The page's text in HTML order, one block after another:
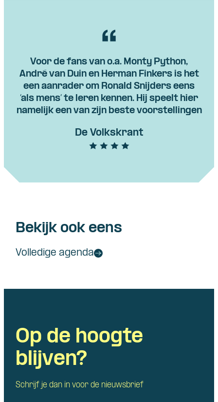
Voor de fans van o.a. Monty Python,
André van Duin en Herman Finkers is het
een aanrader om Ronald Snijders eens
‘als mens’ te leren kennen. Hij speelt hier
namelijk een van zijn beste voorstellingen
De Volkskrant
Bekijk ook eens
Volledige agenda
Op de hoogte
blijven?
Schrijf je dan in voor de nieuwsbrief